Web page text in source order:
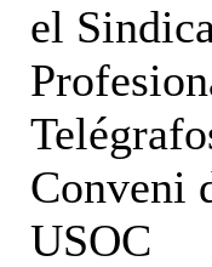
el
Conveni
USOC